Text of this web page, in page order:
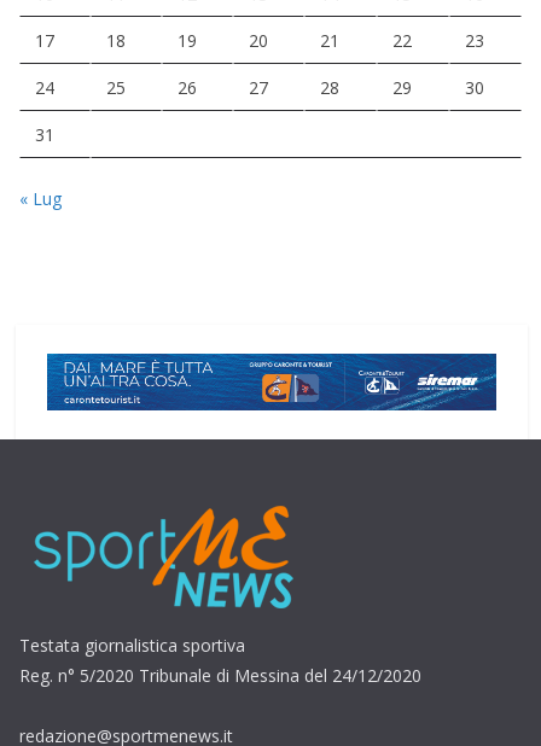
17 18 19 20 21 22 23
24 25 26 27 28 29 30
31
« Lug
Testata giornalistica sportiva
Reg. n° 5/2020 Tribunale di Messina del 24/12/2020
redazione@sportmenews.it